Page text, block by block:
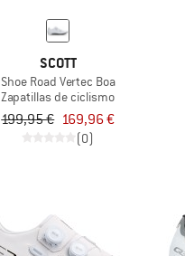
SCOTT
Shoe Road Vertec Boa
Zapatillas de ciclismo
199,95 € 169,96 €
(0)